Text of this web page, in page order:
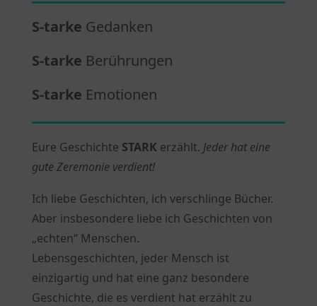
S-tarke Gedanken
S-tarke Berührungen
S-tarke Emotionen
Eure Geschichte STARK erzählt. Jeder hat eine
gute Zeremonie verdient!
Ich liebe Geschichten, ich verschlinge Bücher.
Aber insbesondere liebe ich Geschichten von
„echten“ Menschen.
Lebensgeschichten, jeder Mensch ist
einzigartig und hat eine ganz besondere
Geschichte, die es verdient hat erzählt zu